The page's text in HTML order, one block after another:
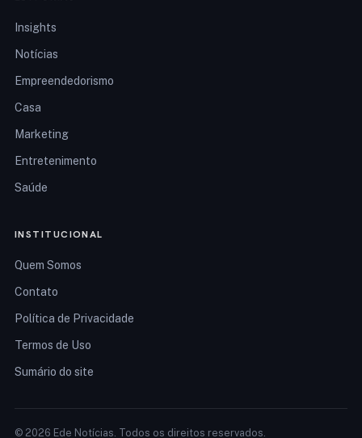
Insights
Notícias
Empreendedorismo
Casa
Marketing
Entretenimento
Saúde
INSTITUCIONAL
Quem Somos
Contato
Política de Privacidade
Termos de Uso
Sumário do site
© 2026 Ede Notícias. Todos os direitos reservados.